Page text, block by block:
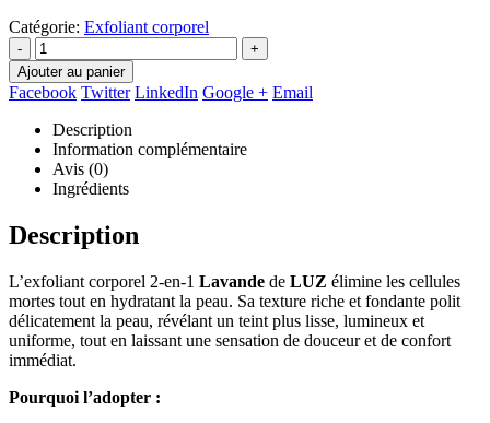
Catégorie: Exfoliant corporel
-
+
Ajouter au panier
Facebook Twitter LinkedIn Google + Email
Description
Information complémentaire
Avis (0)
Ingrédients
Description
L’exfoliant corporel 2-en-1 Lavande de LUZ élimine les cellules
mortes tout en hydratant la peau. Sa texture riche et fondante polit
délicatement la peau, révélant un teint plus lisse, lumineux et
uniforme, tout en laissant une sensation de douceur et de confort
immédiat.
Pourquoi l’adopter :